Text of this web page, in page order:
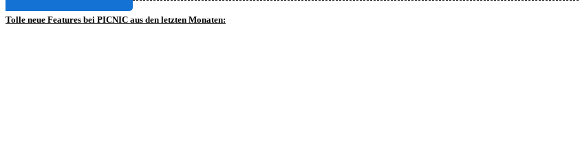
Tolle neue Features bei PICNIC aus den letzten Monaten: